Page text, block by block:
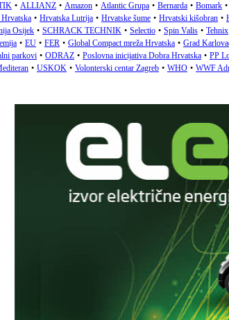
• ALLIANZ • Amazon • Atlantic Grupa • Bernarda • Bomark •
• Hrvatska Lutrija • Hrvatske šume • Hrvatski kišobran •
Osijek • SCHRACK TECHNIK • Selectio • Spin Valis • Tehnix
• EU • FER • Global Compact mreža Hrvatska • Grad
parkovi • ODRAZ • Poslovna inicijativa Dobra Hrvatska • PP
• USKOK • Volonterski centar Zagreb • WHO • WWF